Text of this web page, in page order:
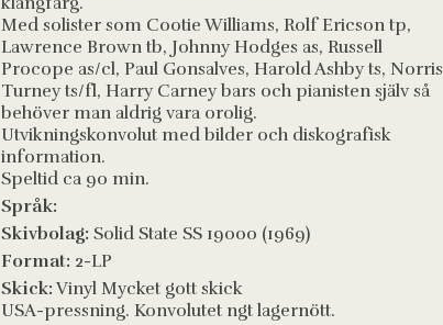
Med solister som Cootie Williams, Rolf Ericson tp,
Lawrence Brown tb, Johnny Hodges as, Russell
Procope as/cl, Paul Gonsalves, Harold Ashby ts, Norris
Turney ts/fl, Harry Carney bars och pianisten själv så
behöver man aldrig vara orolig.
Utvikningskonvolut med bilder och diskografisk
information.
Speltid ca 90 min.
Språk:
Skivbolag: Solid State SS 19000 (1969)
Format: 2-LP
Skick:Vinyl Mycket gott skick
USA-pressning. Konvolutet ngt lagernött.